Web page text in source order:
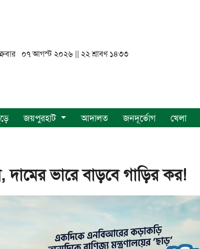
০৭ আগস্ট ২০২৬ || ২২ শ্রাবণ ১৪৩৩
জয়পুরহাট আদালত জনদূর্ভোগ খেলা
ভারে বাড়বে গাড়ির কর!